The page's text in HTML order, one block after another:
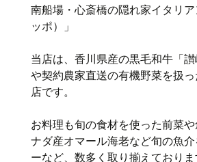
南船場・心斎橋の隠れ家イタリア
ッポ）」
当店は、香川県産の黒毛和牛「讃
や契約農家直送の有機野菜を扱
店です。
お料理も旬の食材を使った前菜
ナダ産オマール海老など旬の魚
ーなど、数多く取り揃えておりま